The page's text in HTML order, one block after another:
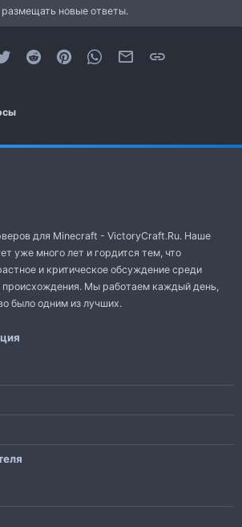
размещать новые ответы.
Twitter Reddit PinterestWhatsAppЭлектронная почта
для Minecraft - VictoryCraft.Ru. Наше
уже много лет и гордится тем, что
и критическое обсуждение среди
происхождения. Мы работаем каждый день,
было одним из лучших.